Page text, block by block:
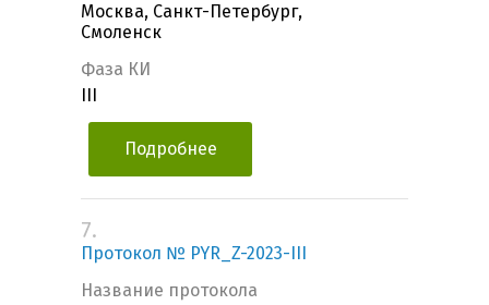
Москва, Санкт-Петербург,
Смоленск
Фаза КИ
Подробнее
7.
Протокол № PYR_Z-2023-III
Название протокола